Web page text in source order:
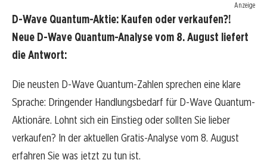
Anzeige
D-Wave Quantum-Aktie: Kaufen oder verkaufen?!
Neue D-Wave Quantum-Analyse vom 8. August liefert
die Antwort:
Die neusten D-Wave Quantum-Zahlen sprechen eine klare
Sprache: Dringender Handlungsbedarf für D-Wave Quantum-
Aktionäre. Lohnt sich ein Einstieg oder sollten Sie lieber
verkaufen? In der aktuellen Gratis-Analyse vom 8. August
erfahren Sie was jetzt zu tun ist.